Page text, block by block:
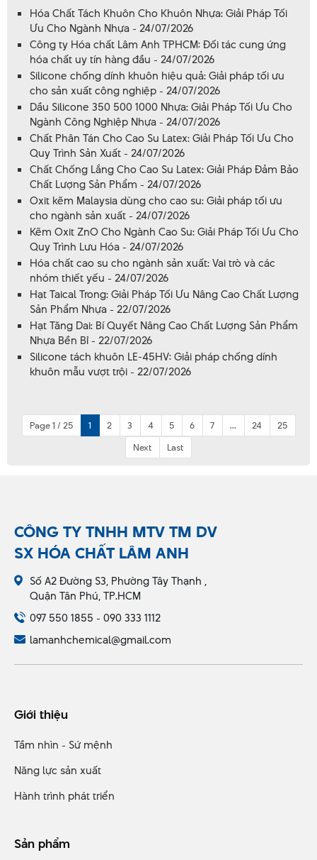
Hóa Chất Tách Khuôn Cho Khuôn Nhựa: Giải Pháp Tối
Ưu Cho Ngành Nhựa - 24/07/2026
Công ty Hóa chất Lâm Anh TPHCM: Đối tác cung ứng
hóa chất uy tín hàng đầu - 24/07/2026
Silicone chống dính khuôn hiệu quả: Giải pháp tối ưu
cho sản xuất công nghiệp - 24/07/2026
Dầu Silicone 350 500 1000 Nhựa: Giải Pháp Tối Ưu Cho
Ngành Công Nghiệp Nhựa - 24/07/2026
Chất Phân Tán Cho Cao Su Latex: Giải Pháp Tối Ưu Cho
Quy Trình Sản Xuất - 24/07/2026
Chất Chống Lắng Cho Cao Su Latex: Giải Pháp Đảm Bảo
Chất Lượng Sản Phẩm - 24/07/2026
Oxit kẽm Malaysia dùng cho cao su: Giải pháp tối ưu
cho ngành sản xuất - 24/07/2026
Kẽm Oxit ZnO Cho Ngành Cao Su: Giải Pháp Tối Ưu Cho
Quy Trình Lưu Hóa - 24/07/2026
Hóa chất cao su cho ngành sản xuất: Vai trò và các
nhóm thiết yếu - 24/07/2026
Hạt Taical Trong: Giải Pháp Tối Ưu Nâng Cao Chất Lượng
Sản Phẩm Nhựa - 22/07/2026
Hạt Tăng Dai: Bí Quyết Nâng Cao Chất Lượng Sản Phẩm
Nhựa Bền Bỉ - 22/07/2026
Silicone tách khuôn LE-45HV: Giải pháp chống dính
khuôn mẫu vượt trội - 22/07/2026
Page 1 / 25 1 2 3 4 5 6 7 ... 24
25
Next
Last
CÔNG TY TNHH MTV TM DV
SX HÓA CHẤT LÂM ANH
Số A2 Đường S3, Phường Tây Thạnh ,
Quận Tân Phú, TP.HCM
097 550 1855 - 090 333 1112
lamanhchemical@gmail.com
Giới thiệu
Tầm nhìn - Sứ mệnh
Năng lực sản xuất
Hành trình phát triển
Sản phẩm